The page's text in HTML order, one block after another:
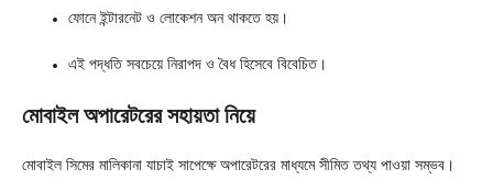
ফোনে ইন্টারনেট ও লোকেশন অন থাকতে হয়।
এই পদ্ধতি সবচেয়ে নিরাপদ ও বৈধ হিসেবে বিবেচিত।
মোবাইল অপারেটরের সহায়তা নিয়ে
মোবাইল সিমের মালিকানা যাচাই সাপেক্ষে অপারেটরের মাধ্যমে সীমিত তথ্য পাওয়া সম্ভব।